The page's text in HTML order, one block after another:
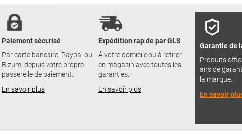
Paiement sécurisé
Par carte bancaire, Paypal ou
Bizum, depuis votre propre
passerelle de paiement.
En savoir plus
Expédition rapide par GLS
À votre domicile ou à retirer
en magasin avec toutes les
garanties.
En savoir plus
Garantie de
Produits
ans de
la marque.
En savoir